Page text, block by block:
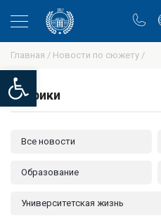
Open toolbar
Главная / Новости по сюжету /
Рубрики
Все новости
Образование
Университетская жизнь